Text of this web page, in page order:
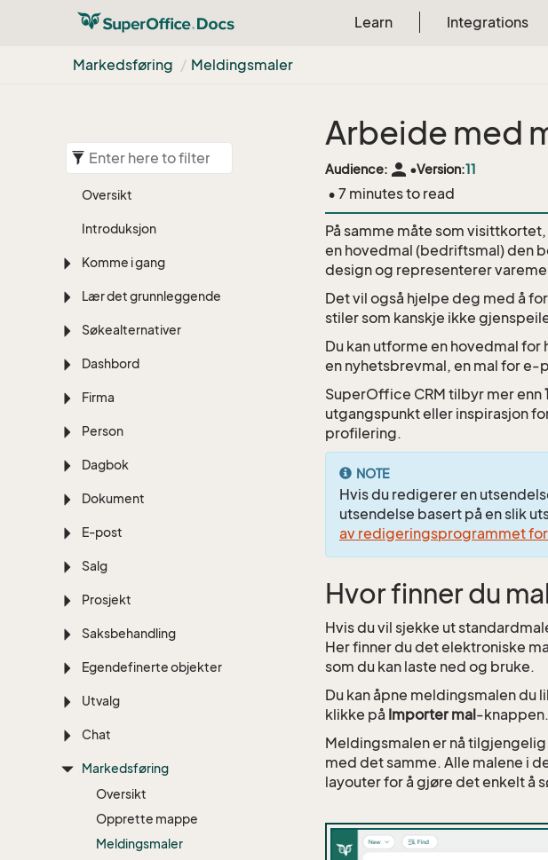
Learn Integrations
Markedsføring Meldingsmaler
Oversikt
Introduksjon
Komme i gang
Lær det grunnleggende
Søkealternativer
Dashbord
Firma
Person
Dagbok
Dokument
E-post
Salg
Prosjekt
Saksbehandling
Egendefinerte objekter
Utvalg
Chat
Markedsføring
Oversikt
Opprette mappe
Meldingsmaler
Arbeide med
Audience: person •Version:11
• 7 minutes to read
På samme måte som
en hovedmal (bedriftsmal) den
design og representerer
Det vil også hjelpe deg med å
stiler som kanskje ikke
Du kan utforme en hovedmal
en nyhetsbrevmal, en mal for
SuperOffice CRM tilbyr mer enn
utgangspunkt eller inspirasjon
profilering.
NOTE
Hvis du redigerer en
utsendelse basert på en slik
av redigeringsprogrammet
Hvor finner du
Hvis du vil sjekke ut
Her finner du det elektroniske
som du kan laste ned og bruke.
Du kan åpne meldingsmalen du
klikke på Importer mal-knappen.
Meldingsmalen er nå
med det samme. Alle malene i
layouter for å gjøre det enkelt å